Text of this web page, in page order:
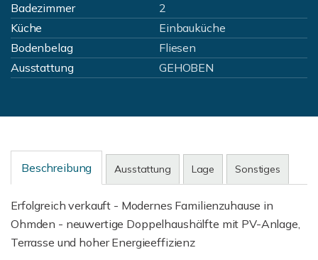
Badezimmer
2
Küche
Einbauküche
Bodenbelag
Fliesen
Ausstattung
GEHOBEN
Beschreibung Ausstattung Lage Sonstiges
Erfolgreich verkauft - Modernes Familienzuhause in
Ohmden - neuwertige Doppelhaushälfte mit PV-Anlage,
Terrasse und hoher Energieeffizienz